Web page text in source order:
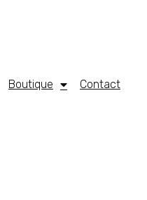
Boutique Contact